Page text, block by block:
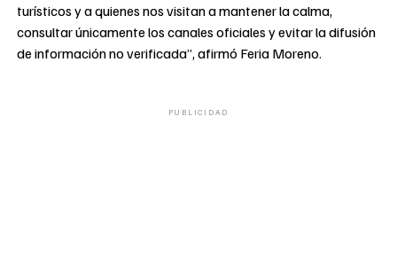
turísticos y a quienes nos visitan a mantener la calma,
consultar únicamente los canales oficiales y evitar la difusión
de información no verificada”, afirmó Feria Moreno.
PUBLICIDAD